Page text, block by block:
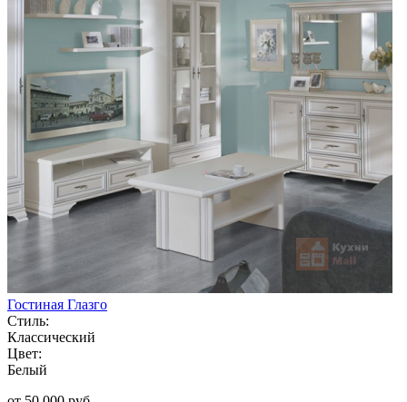
Гостиная Глазго
Стиль:
Классический
Цвет:
Белый